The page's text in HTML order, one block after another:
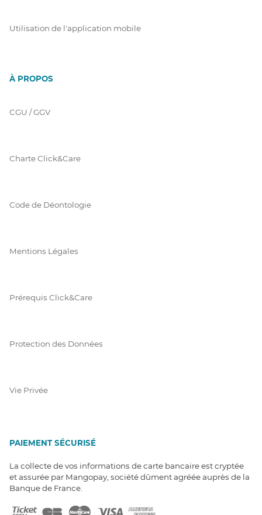
Utilisation de l'application mobile
À PROPOS
CGU / GGV
Charte Click&Care
Code de Déontologie
Mentions Légales
Prérequis Click&Care
Protection des Données
Vie Privée
PAIEMENT SÉCURISÉ
La collecte de vos informations de carte bancaire est cryptée
et assurée par Mangopay, société dûment agréée auprès de la
Banque de France.